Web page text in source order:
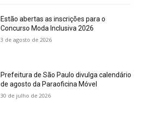
Estão abertas as inscrições para o
Concurso Moda Inclusiva 2026
3 de agosto de 2026
Prefeitura de São Paulo divulga calendário
de agosto da Paraoficina Móvel
30 de julho de 2026